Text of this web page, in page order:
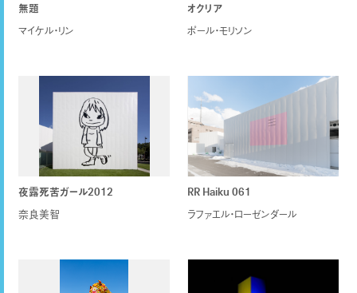
無題
マイケル・リン
オクリア
ポール・モリソン
夜露死苦ガール2012
奈良美智
RR Haiku 061
ラファエル・ローゼンダール